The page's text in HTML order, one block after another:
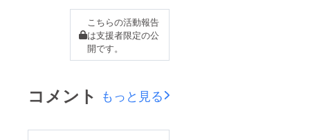
こちらの活動報告
は支援者限定の公
開です。
コメント もっと見る